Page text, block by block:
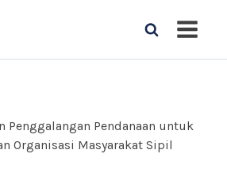
Penggalangan Pendanaan untuk
Organisasi Masyarakat Sipil